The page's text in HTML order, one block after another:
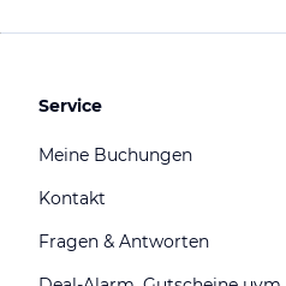
Service
Meine Buchungen
Kontakt
Fragen & Antworten